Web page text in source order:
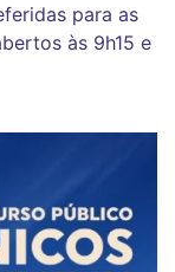
para as
às 9h15 e